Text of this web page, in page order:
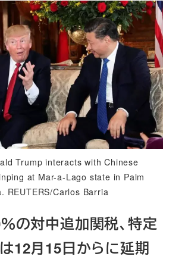
Trump interacts with Chinese
at Mar-a-Lago state in Palm
REUTERS/Carlos Barria
の対中追加関税、特定
12月15日からに延期